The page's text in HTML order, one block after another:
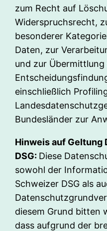
zum Recht auf
Widerspruchsrecht,
besonderer
Daten, zur
und zur
einschließlich
Bundesländer zur
Hinweis auf Geltung
DSG: Diese
sowohl der
Schweizer DSG als
diesem Grund bitten
dass aufgrund der